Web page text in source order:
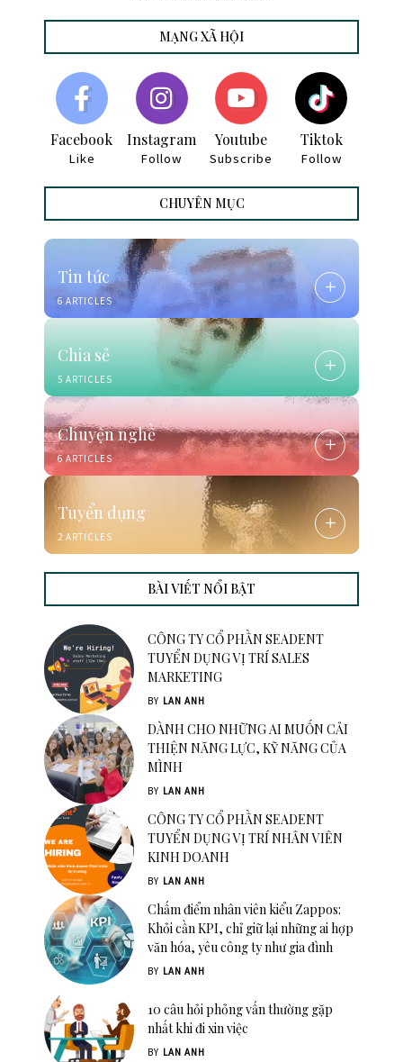
MẠNG XÃ HỘI
Facebook
Like
Instagram
Follow
Youtube
Subscribe
Tiktok
Follow
CHUYÊN MỤC
Tin tức
6 ARTICLES
Chia sẻ
5 ARTICLES
Chuyện nghề
6 ARTICLES
Tuyển dụng
2 ARTICLES
BÀI VIẾT NỔI BẬT
CÔNG TY CỔ PHẦN SEADENT
TUYỂN DỤNG VỊ TRÍ SALES
MARKETING
BY LAN ANH
DÀNH CHO NHỮNG AI MUỐN CẢI
THIỆN NĂNG LỰC, KỸ NĂNG CỦA
MÌNH
BY LAN ANH
CÔNG TY CỔ PHẦN SEADENT
TUYỂN DỤNG VỊ TRÍ NHÂN VIÊN
KINH DOANH
BY LAN ANH
Chấm điểm nhân viên kiểu Zappos:
Khỏi cần KPI, chỉ giữ lại những ai hợp
văn hóa, yêu công ty như gia đình
BY LAN ANH
10 câu hỏi phỏng vấn thường gặp
nhất khi đi xin việc
BY LAN ANH